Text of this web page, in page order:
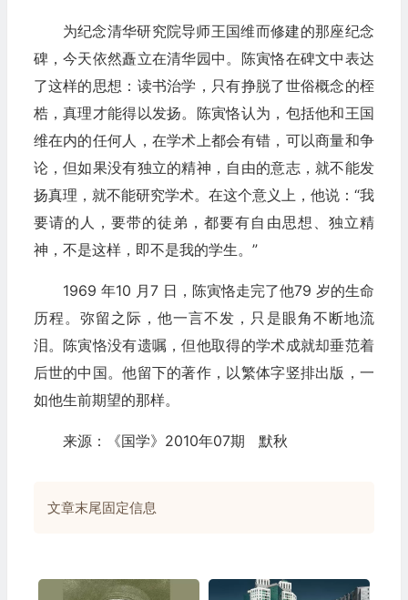
为纪念清华研究院导师王国维而修建的那座纪念
碑，今天依然矗立在清华园中。陈寅恪在碑文中表达
了这样的思想：读书治学，只有挣脱了世俗概念的桎
梏，真理才能得以发扬。陈寅恪认为，包括他和王国
维在内的任何人，在学术上都会有错，可以商量和争
论，但如果没有独立的精神，自由的意志，就不能发
扬真理，就不能研究学术。在这个意义上，他说：“我
要请的人，要带的徒弟，都要有自由思想、独立精
神，不是这样，即不是我的学生。”
1969 年10 月7 日，陈寅恪走完了他79 岁的生命
历程。弥留之际，他一言不发，只是眼角不断地流
泪。陈寅恪没有遗嘱，但他取得的学术成就却垂范着
后世的中国。他留下的著作，以繁体字竖排出版，一
如他生前期望的那样。
来源：《国学》2010年07期 默秋
文章末尾固定信息